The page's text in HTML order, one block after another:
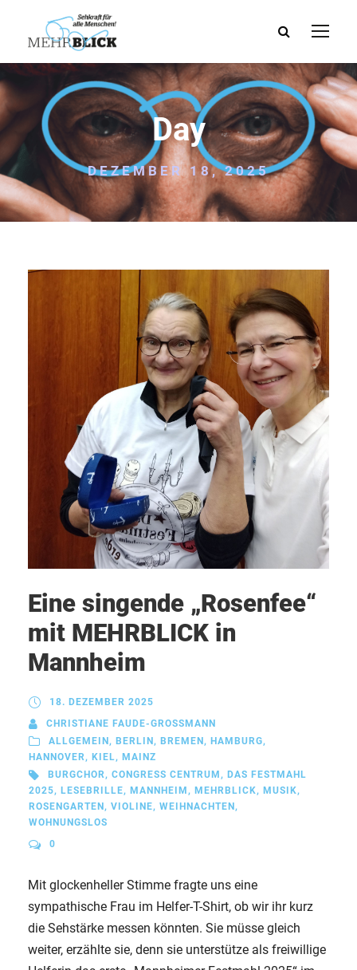
Day
DEZEMBER 18, 2025
Eine singende „Rosenfee“
mit MEHRBLICK in
Mannheim
18. DEZEMBER 2025
CHRISTIANE FAUDE-GROSSMANN
ALLGEMEIN, BERLIN, BREMEN, HAMBURG,
HANNOVER , KIEL , MAINZ
BURGCHOR , CONGRESS CENTRUM , DAS FESTMAHL
2025, LESEBRILLE, MANNHEIM , MEHRBLICK, MUSIK,
ROSENGARTEN, VIOLINE, WEIHNACHTEN,
WOHNUNGSLOS
0
Mit glockenheller Stimme fragte uns eine
sympathische Frau im Helfer-T-Shirt, ob wir ihr kurz
die Sehstärke messen könnten. Sie müsse gleich
weiter, erzählte sie, denn sie unterstütze als freiwillige